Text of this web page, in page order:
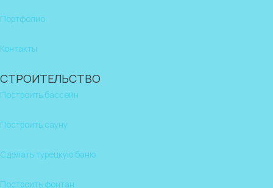
Портфолио
Контакты
СТРОИТЕЛЬСТВО
Построить бассейн
Построить сауну
Сделать турецкую баню
Построить фонтан